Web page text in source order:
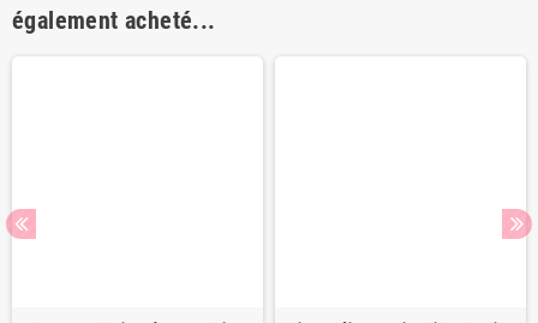
également acheté...